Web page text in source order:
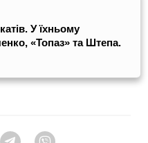
У їхньому
«Топаз» та Штепа.